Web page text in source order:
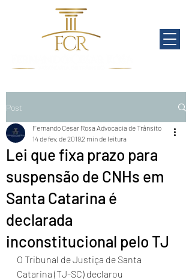
Post
Lei que fixa prazo para
suspensão de CNHs em
Santa Catarina é
declarada
inconstitucional pelo TJ
Fernando Cesar Rosa Advocacia de Trânsito
14 de fev. de 20192 min de leitura
O Tribunal de Justiça de Santa
Catarina (TJ-SC) declarou